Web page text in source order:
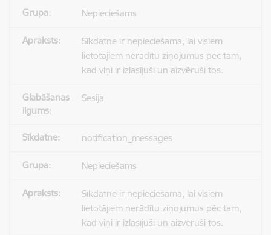
Nepieciešams
Sīkdatne ir nepieciešama, lai visiem
lietotājiem nerādītu ziņojumus pēc tam,
kad viņi ir izlasījuši un aizvēruši tos.
Sesija
notification_messages
Nepieciešams
Sīkdatne ir nepieciešama, lai visiem
lietotājiem nerādītu ziņojumus pēc tam,
kad viņi ir izlasījuši un aizvēruši tos.